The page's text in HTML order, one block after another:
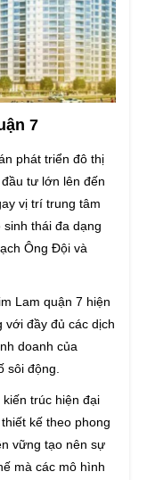
7
phát triển đô thị
tư lớn lên đến
vị trí trung tâm
thái đa dạng
Ông Đội và
Lam quận 7 hiện
đầy đủ các dịch
doanh của
sôi động.
trúc hiện đại
kế theo phong
vững tạo nên sự
mà các mô hình